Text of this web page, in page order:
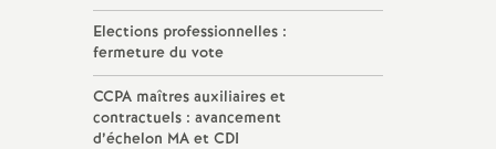
Elections professionnelles :
fermeture du vote
CCPA maîtres auxiliaires et
contractuels : avancement
d’échelon MA et CDI